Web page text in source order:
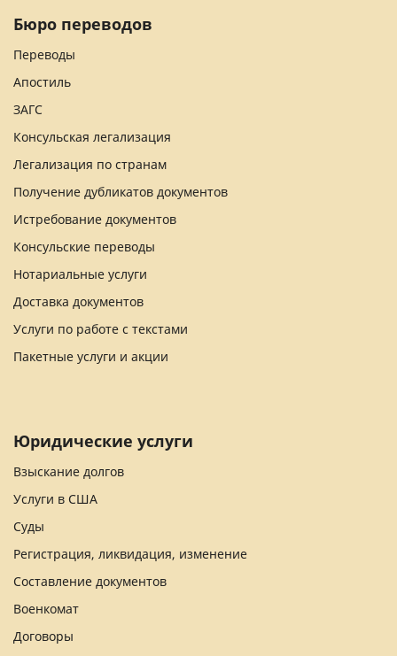
Бюро переводов
Переводы
Апостиль
ЗАГС
Консульская легализация
Легализация по странам
Получение дубликатов документов
Истребование документов
Консульские переводы
Нотариальные услуги
Доставка документов
Услуги по работе с текстами
Пакетные услуги и акции
Юридические услуги
Взыскание долгов
Услуги в США
Суды
Регистрация, ликвидация, изменение
Составление документов
Военкомат
Договоры